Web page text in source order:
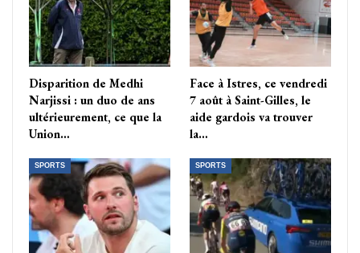
Disparition de Medhi
Narjissi : un duo de ans
ultérieurement, ce que la
Union…
Face à Istres, ce vendredi
7 août à Saint-Gilles, le
aide gardois va trouver
la…
SPORTS SPORTS